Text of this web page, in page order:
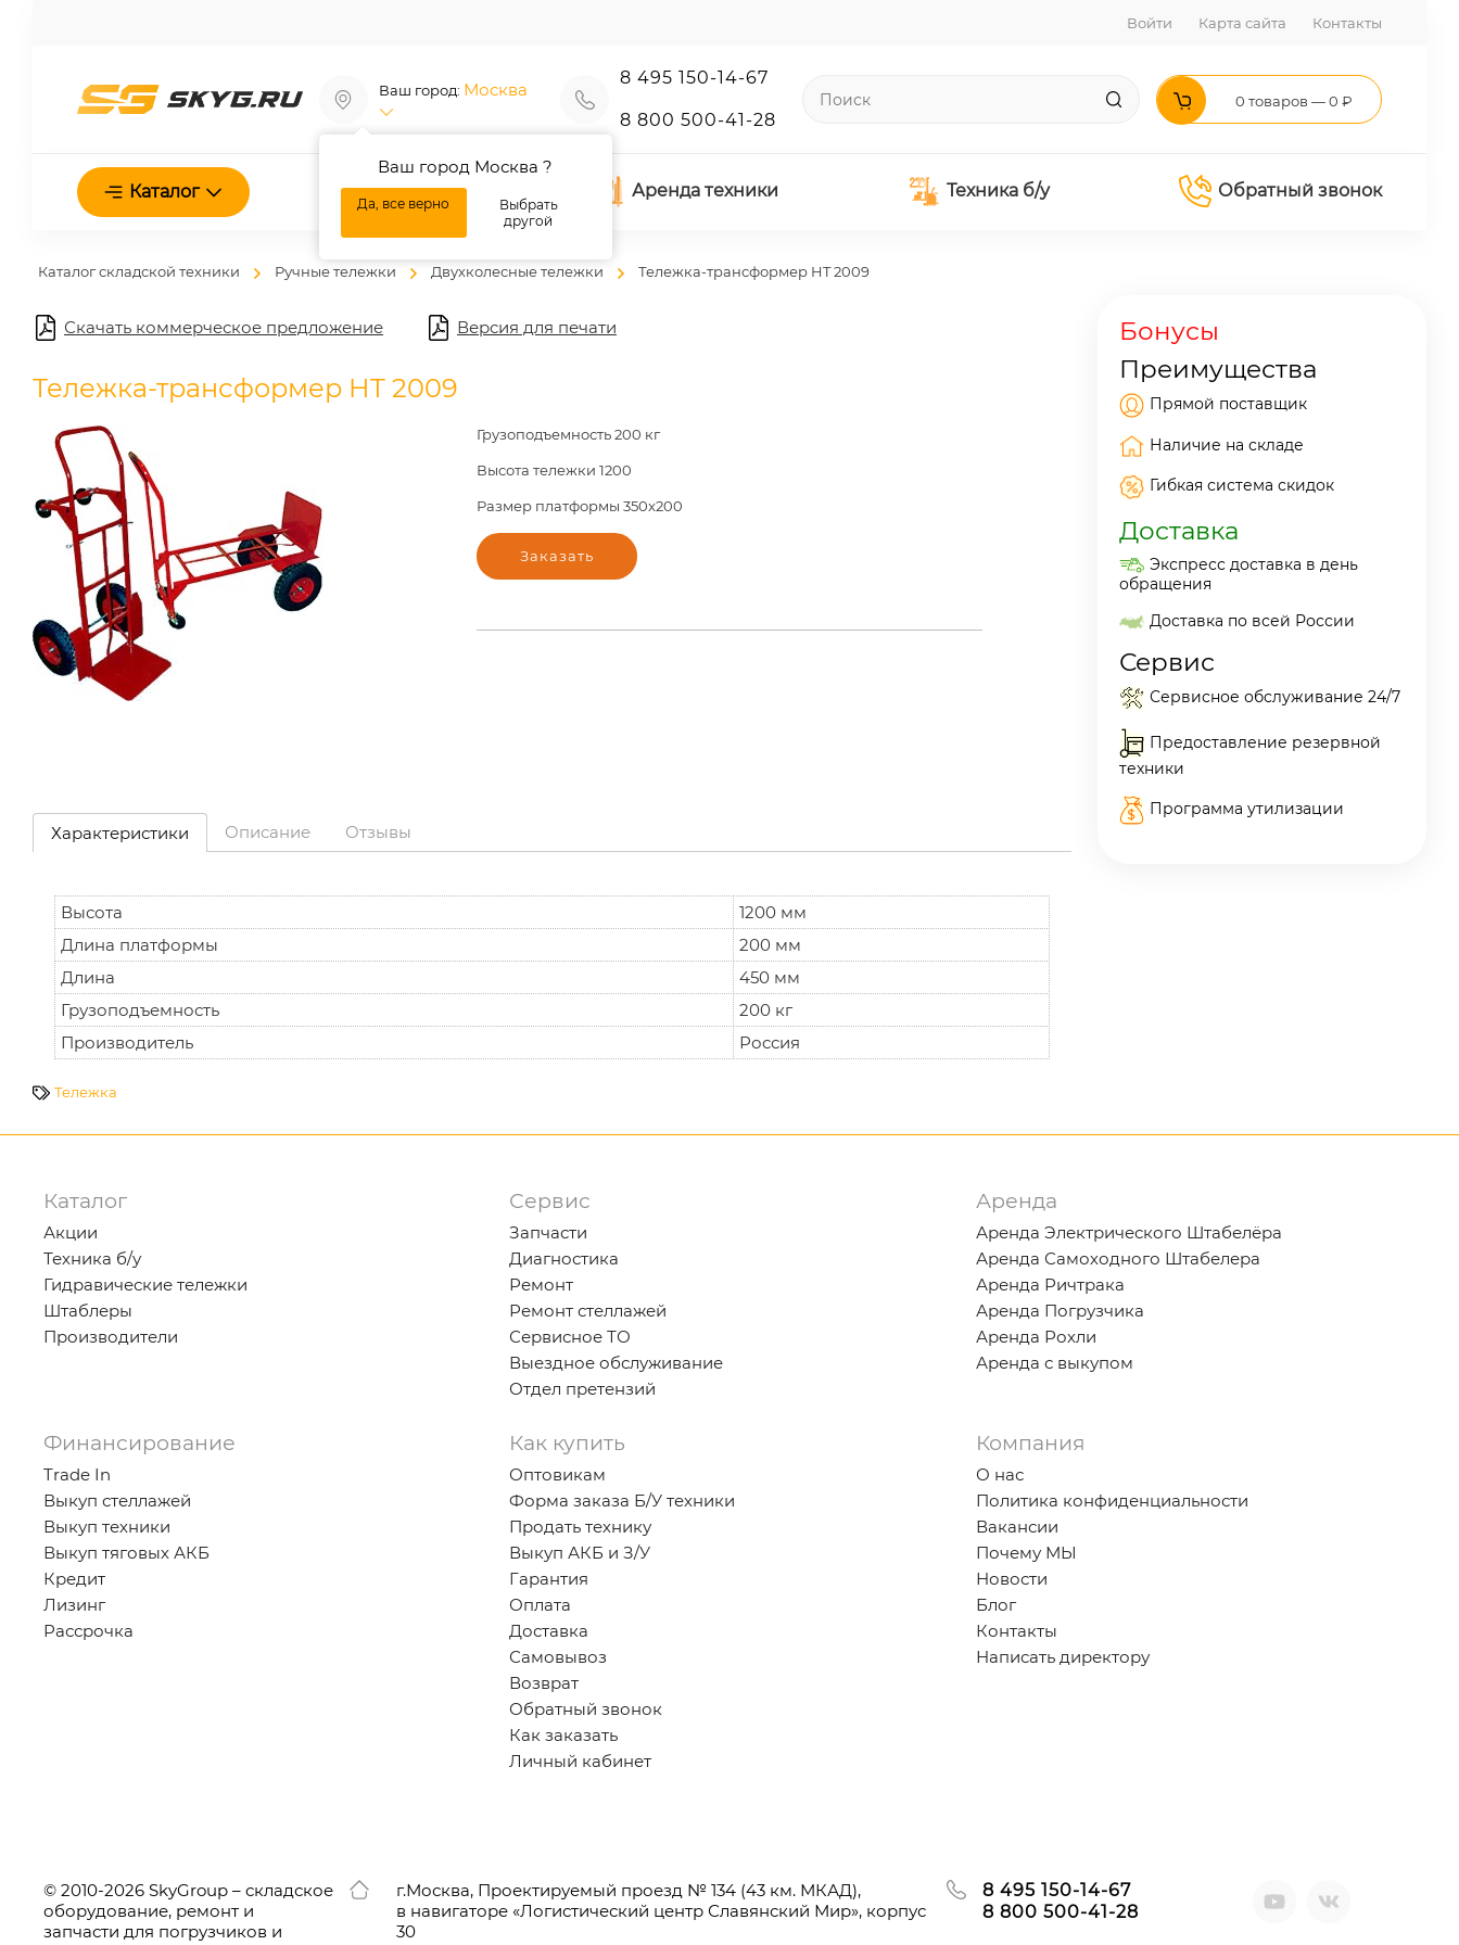
Войти Карта сайта Контакты
Ваш город: Москва
Ваш город Москва ?
Да, все верно
Выбрать
другой
8 495 150-14-67
8 800 500-41-28
0 товаров — 0 ₽
Каталог О нас Аренда техники Техника б/у Обратный звонок
Каталог складской техники Ручные тележки Двухколесные тележки Тележка-трансформер HT 2009
Скачать коммерческое предложение Версия для печати
Тележка-трансформер HT 2009
Грузоподъемность 200 кг
Высота тележки 1200
Размер платформы 350x200
Заказать
Характеристики Описание Отзывы
Высота
1200 мм
Длина платформы
200 мм
Длина
450 мм
Грузоподъемность
200 кг
Производитель
Россия
Тележка
Бонусы
Преимущества
Прямой поставщик
Наличие на складе
Гибкая система скидок
Доставка
Экспресс доставка в день
обращения
Доставка по всей России
Сервис
Сервисное обслуживание 24/7
Предоставление резервной
техники
Программа утилизации
Каталог
Акции
Техника б/у
Гидравические тележки
Штаблеры
Производители
Сервис
Запчасти
Диагностика
Ремонт
Ремонт стеллажей
Сервисное ТО
Выездное обслуживание
Отдел претензий
Аренда
Аренда Электрического Штабелёра
Аренда Самоходного Штабелера
Аренда Ричтрака
Аренда Погрузчика
Аренда Рохли
Аренда с выкупом
Финансирование
Trade In
Выкуп стеллажей
Выкуп техники
Выкуп тяговых АКБ
Кредит
Лизинг
Рассрочка
Как купить
Оптовикам
Форма заказа Б/У техники
Продать технику
Выкуп АКБ и З/У
Гарантия
Оплата
Доставка
Самовывоз
Возврат
Обратный звонок
Как заказать
Личный кабинет
Компания
О нас
Политика конфиденциальности
Вакансии
Почему МЫ
Новости
Блог
Контакты
Написать директору
© 2010-2026 SkyGroup – складское
оборудование, ремонт и
запчасти для погрузчиков и
г.Москва, Проектируемый проезд № 134 (43 км. МКАД),
в навигаторе «Логистический центр Славянский Мир», корпус
30
8 495 150-14-67
8 800 500-41-28